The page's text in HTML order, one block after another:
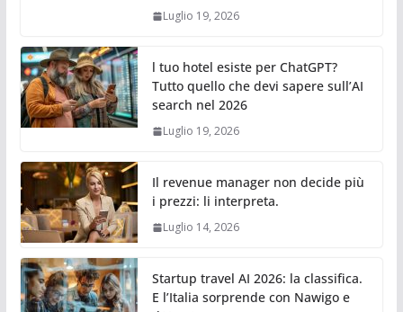
Luglio 19, 2026
l tuo hotel esiste per ChatGPT?
Tutto quello che devi sapere sull’AI
search nel 2026
Luglio 19, 2026
Il revenue manager non decide più
i prezzi: li interpreta.
Luglio 14, 2026
Startup travel AI 2026: la classifica.
E l’Italia sorprende con Nawigo e